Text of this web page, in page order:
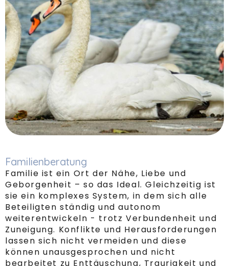
Familienberatung
Familie ist ein Ort der Nähe, Liebe und
Geborgenheit – so das Ideal. Gleichzeitig ist
sie ein komplexes System, in dem sich alle
Beteiligten ständig und autonom
weiterentwickeln - trotz Verbundenheit und
Zuneigung. Konflikte und Herausforderungen
lassen sich nicht vermeiden und diese
können unausgesprochen und nicht
bearbeitet zu Enttäuschung, Traurigkeit und